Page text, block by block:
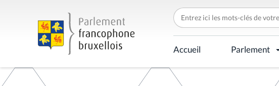
C
h
e
r
c
h
r
p
Accueil Parlement